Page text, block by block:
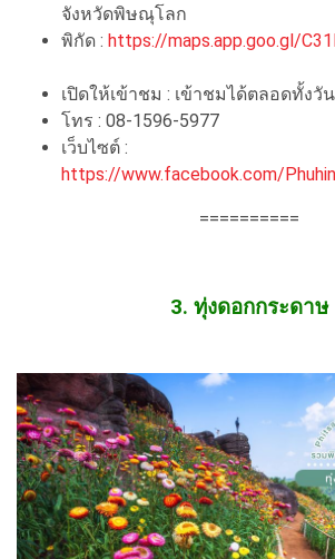
จังหวัดพิษณุโลก
พิกัด : https://maps.app.goo.gl/
เปิดให้เข้าชม : เข้าชมได้ตลอดทั้งวัน
โทร : 08-1596-5977
เว็บไซต์ :
https://www.facebook.com/
==========
3. ทุ่งดอกกระดาษ